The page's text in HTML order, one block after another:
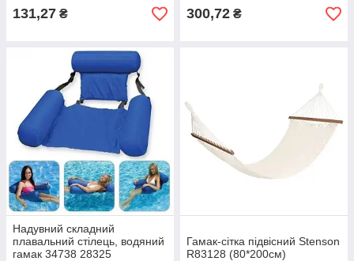
131,27 ₴ 300,72 ₴
Надувний складний
плавальний стілець, водяний
гамак 34738 28325
Гамак-сітка підвісний Stenson
R83128 (80*200см)